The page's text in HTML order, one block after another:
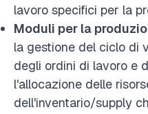
lavoro specifici per la
Moduli per la
la gestione del ciclo di
degli ordini di lavoro e
l'allocazione delle
dell'inventario/supply